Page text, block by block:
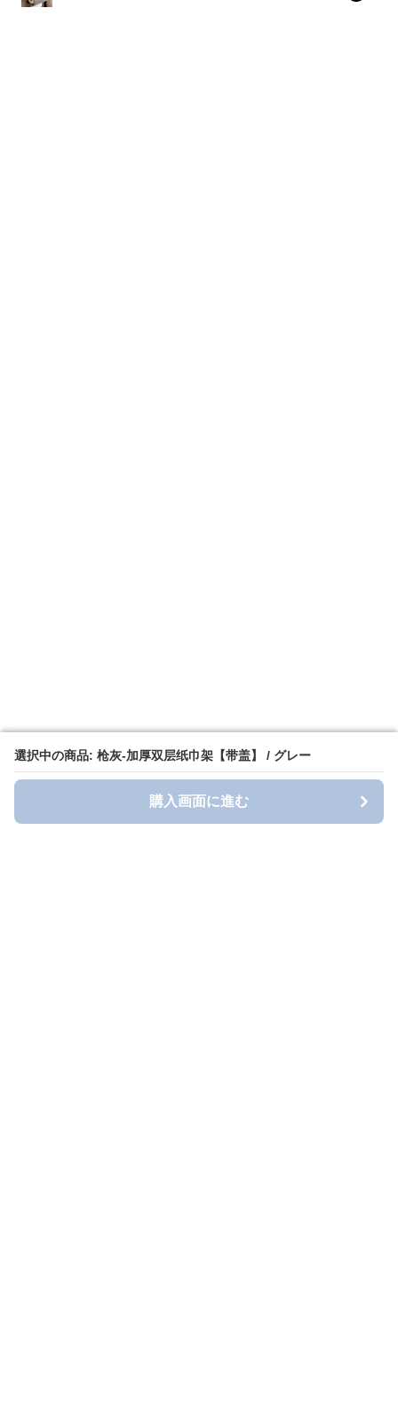
選択中の商品: 枪灰-加厚双层纸巾架【带盖】 / グレー
購入画面に進む
選択中の商品: 枪灰-加厚双层纸巾架【带盖】 / グレー
購入画面に進む